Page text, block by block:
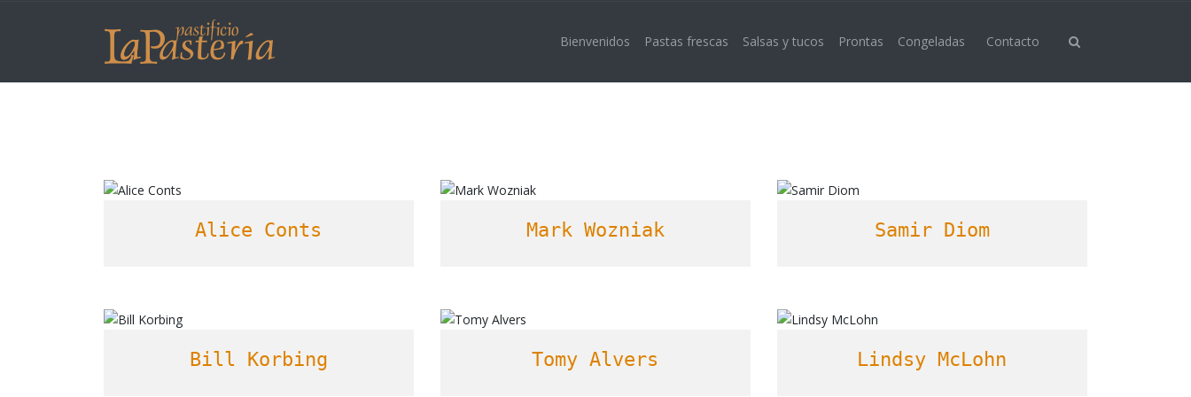
Bienvenidos Pastas frescas Salsas y tucos Prontas Congeladas Contacto
Alice Conts Mark Wozniak Samir Diom
Bill Korbing Tomy Alvers Lindsy McLohn